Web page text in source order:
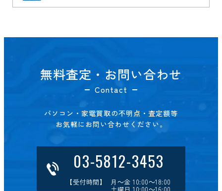
無料査定・お問い合わせ
Contact
パソコン・家電買取の不明点・査定額等
お気軽にお問い合わせください。
03-5812-3453
【受付時間】 月～金 10:00～18:00